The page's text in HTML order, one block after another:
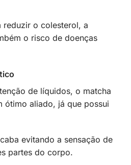
reduzir o colesterol, a
o risco de doenças
de líquidos, o matcha
ótimo aliado, já que possui
evitando a sensação de
partes do corpo.